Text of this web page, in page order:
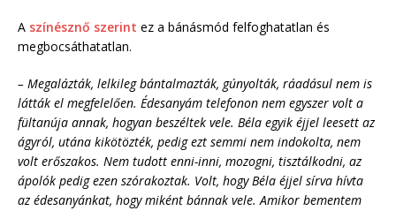
A színésznő szerint ez a bánásmód felfoghatatlan és
megbocsáthatatlan.
– Megalázták, lelkileg bántalmazták, gúnyolták, ráadásul nem is
látták el megfelelően. Édesanyám telefonon nem egyszer volt a
fültanúja annak, hogyan beszéltek vele. Béla egyik éjjel leesett az
ágyról, utána kikötözték, pedig ezt semmi nem indokolta, nem
volt erőszakos. Nem tudott enni-inni, mozogni, tisztálkodni, az
ápolók pedig ezen szórakoztak. Volt, hogy Béla éjjel sírva hívta
az édesanyánkat, hogy miként bánnak vele. Amikor bementem